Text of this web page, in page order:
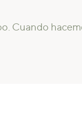
Cuando